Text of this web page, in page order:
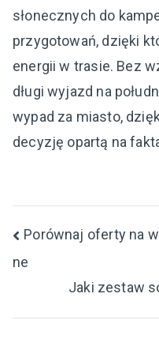
słonecznych do
przygotowań, dzięki
energii w trasie. Bez
długi wyjazd na
wypad za miasto,
decyzję opartą na
Nawigacja
wpisu
Porównaj oferty na
ne
Jaki zestaw